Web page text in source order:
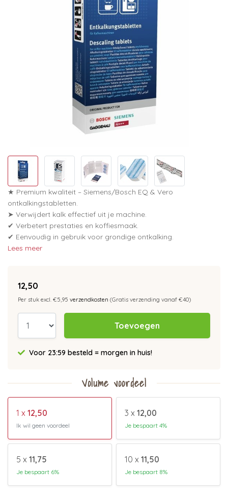
★ Premium kwaliteit – Siemens/Bosch EQ & Vero
ontkalkingstabletten.
➤ Verwijdert kalk effectief uit je machine.
✔ Verbetert prestaties en koffiesmaak.
✔ Eenvoudig in gebruik voor grondige ontkalking.
Lees meer
12,50
Per stuk excl. €5,95 verzendkosten (Gratis verzending vanaf €40)
Toevoegen
Voor 23:59 besteld = morgen in huis!
Volume voordeel
1 x 12,50
Ik wil geen voordeel
3 x 12,00
Je bespaart 4%
5 x 11,75
Je bespaart 6%
10 x 11,50
Je bespaart 8%